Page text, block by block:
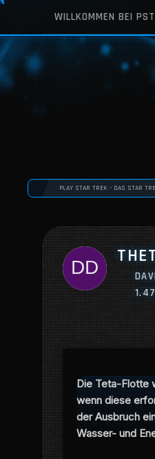
WILLKOMMEN BEI PST
PLAY STAR TREK - DAS STAR
Die Teta-Flotte
wenn diese
der Ausbruch
Wasser- und